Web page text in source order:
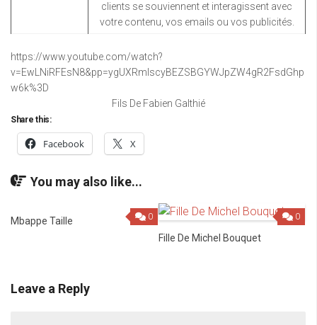
clients se souviennent et interagissent avec
votre contenu, vos emails ou vos publicités.
https://www.youtube.com/watch?
v=EwLNiRFEsN8&pp=ygUXRmlscyBEZSBGYWJpZW4gR2FsdGhp
w6k%3D
Fils De Fabien Galthié
Share this:
Facebook X
You may also like...
0
Mbappe Taille 0
Fille De Michel Bouquet
Leave a Reply